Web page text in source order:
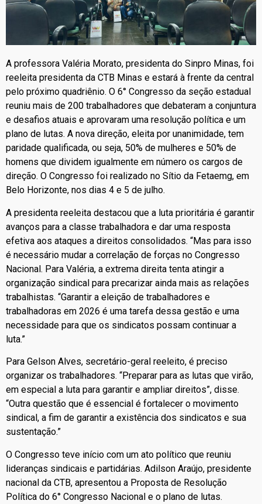
A professora Valéria Morato, presidenta do Sinpro Minas, foi
reeleita presidenta da CTB Minas e estará à frente da central
pelo próximo quadriênio. O 6° Congresso da seção estadual
reuniu mais de 200 trabalhadores que debateram a conjuntura
e desafios atuais e aprovaram uma resolução política e um
plano de lutas. A nova direção, eleita por unanimidade, tem
paridade qualificada, ou seja, 50% de mulheres e 50% de
homens que dividem igualmente em número os cargos de
direção. O Congresso foi realizado no Sítio da Fetaemg, em
Belo Horizonte, nos dias 4 e 5 de julho.
A presidenta reeleita destacou que a luta prioritária é garantir
avanços para a classe trabalhadora e dar uma resposta
efetiva aos ataques a direitos consolidados. “Mas para isso
é necessário mudar a correlação de forças no Congresso
Nacional. Para Valéria, a extrema direita tenta atingir a
organização sindical para precarizar ainda mais as relações
trabalhistas. “Garantir a eleição de trabalhadores e
trabalhadoras em 2026 é uma tarefa dessa gestão e uma
necessidade para que os sindicatos possam continuar a
luta.”
Para Gelson Alves, secretário-geral reeleito, é preciso
organizar os trabalhadores. “Preparar para as lutas que virão,
em especial a luta para garantir e ampliar direitos”, disse.
“Outra questão que é essencial é fortalecer o movimento
sindical, a fim de garantir a existência dos sindicatos e sua
sustentação.”
O Congresso teve início com um ato político que reuniu
lideranças sindicais e partidárias. Adilson Araújo, presidente
nacional da CTB, apresentou a Proposta de Resolução
Política do 6° Congresso Nacional e o plano de lutas.